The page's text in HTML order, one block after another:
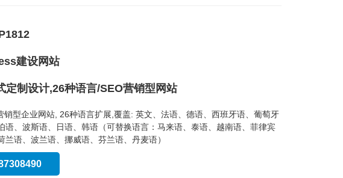
建设网站
定制设计,26种语言/SEO营销型网站
销型企业网站, 26种语言扩展,覆盖: 英文、法语、德语、西班牙语、葡萄牙
语、波斯语、日语、韩语（可替换语言：马来语、泰语、越南语、菲律宾
兰语、波兰语、挪威语、芬兰语、丹麦语）